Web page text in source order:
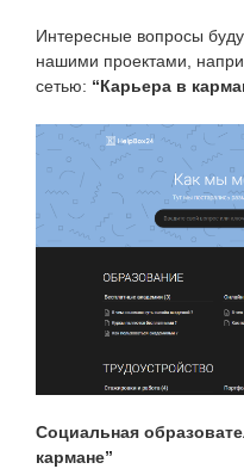
Интересные вопросы
нашими проектами,
сетью: “Карьера в
Социальная
кармане”